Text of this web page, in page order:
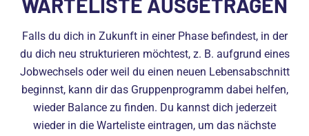
WARTELISTE AUSGETRAGEN
Falls du dich in Zukunft in einer Phase befindest, in der
du dich neu strukturieren möchtest, z. B. aufgrund eines
Jobwechsels oder weil du einen neuen Lebensabschnitt
beginnst, kann dir das Gruppenprogramm dabei helfen,
wieder Balance zu finden. Du kannst dich jederzeit
wieder in die Warteliste eintragen, um das nächste